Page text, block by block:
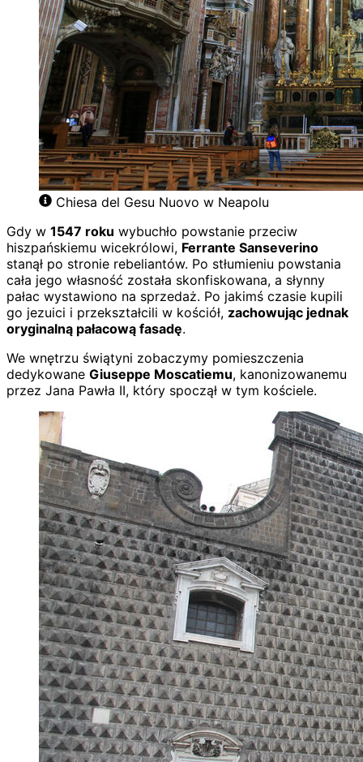
Chiesa del Gesu Nuovo w Neapolu
Gdy w 1547 roku wybuchło powstanie przeciw
hiszpańskiemu wicekrólowi, Ferrante Sanseverino
stanął po stronie rebeliantów. Po stłumieniu powstania
cała jego własność została skonfiskowana, a słynny
pałac wystawiono na sprzedaż. Po jakimś czasie kupili
go jezuici i przekształcili w kościół, zachowując jednak
oryginalną pałacową fasadę.
We wnętrzu świątyni zobaczymy pomieszczenia
dedykowane Giuseppe Moscatiemu, kanonizowanemu
przez Jana Pawła II, który spoczął w tym kościele.